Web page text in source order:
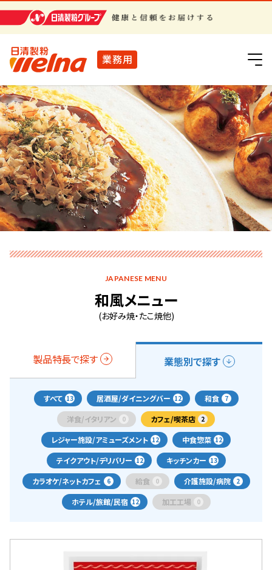
業務用
日清製粉グループ
JAPANESE MENU
和風メニュー
(お好み焼・たこ焼他)
製品特長で探す 業態別で探す
すべて 13 居酒屋/ダイニングバー 12 和食 7
洋食/イタリアン 0 カフェ/喫茶店 2
レジャー施設/アミューズメント 12 中食惣菜 12
テイクアウト/デリバリー 12 キッチンカー 13
カラオケ/ネットカフェ 6 給食 0 介護施設/病院 2
ホテル/旅館/民宿 12 加工工場 0